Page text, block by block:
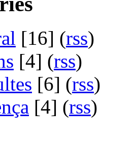
[16] (rss)
[4] (rss)
[6] (rss)
[4] (rss)